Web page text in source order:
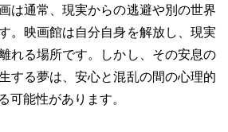
は通常、現実からの逃避や別の世界
。映画館は自分自身を解放し、現実
れる場所です。しかし、その安息の
する夢は、安心と混乱の間の心理的
可能性があります。